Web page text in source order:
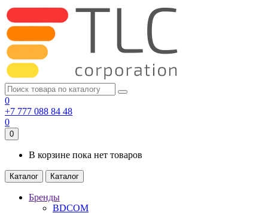
0
+7 777 088 84 48
0
0
В корзине пока нет товаров
Каталог Каталог
Бренды
BDCOM